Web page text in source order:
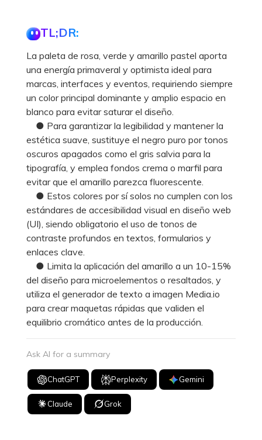
TL;DR:
La paleta de rosa, verde y amarillo pastel aporta
una energía primaveral y optimista ideal para
marcas, interfaces y eventos, requiriendo siempre
un color principal dominante y amplio espacio en
blanco para evitar saturar el diseño.
● Para garantizar la legibilidad y mantener la
estética suave, sustituye el negro puro por tonos
oscuros apagados como el gris salvia para la
tipografía, y emplea fondos crema o marfil para
evitar que el amarillo parezca fluorescente.
● Estos colores por sí solos no cumplen con los
estándares de accesibilidad visual en diseño web
(UI), siendo obligatorio el uso de tonos de
contraste profundos en textos, formularios y
enlaces clave.
● Limita la aplicación del amarillo a un 10-15%
del diseño para microelementos o resaltados, y
utiliza el generador de texto a imagen Media.io
para crear maquetas rápidas que validen el
equilibrio cromático antes de la producción.
Ask AI for a summary
ChatGPT Perplexity Gemini
Claude Grok